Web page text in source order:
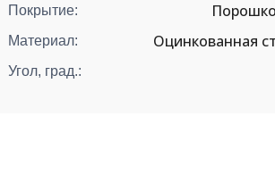
Покрытие:
Материал: Оцинкованная
Угол, град.: